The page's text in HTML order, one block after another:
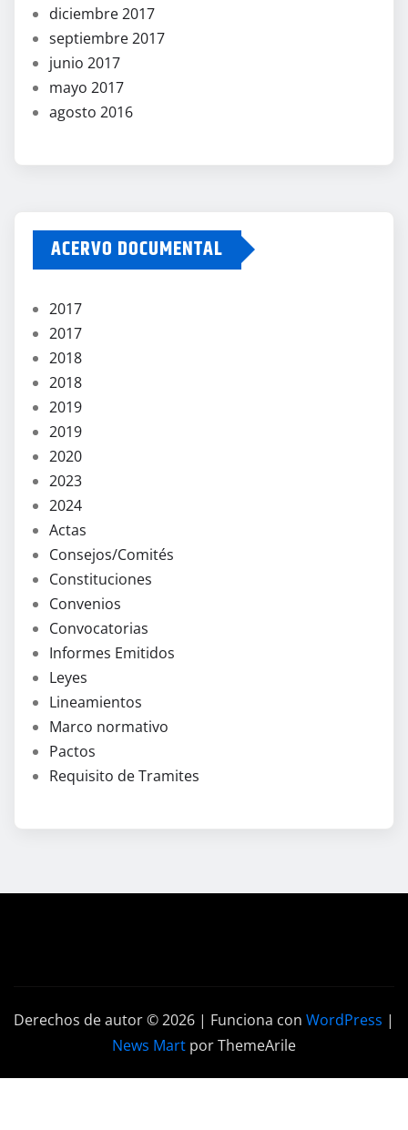
diciembre 2017
septiembre 2017
junio 2017
mayo 2017
agosto 2016
ACERVO DOCUMENTAL
2017
2017
2018
2018
2019
2019
2020
2023
2024
Actas
Consejos/Comités
Constituciones
Convenios
Convocatorias
Informes Emitidos
Leyes
Lineamientos
Marco normativo
Pactos
Requisito de Tramites
Derechos de autor © 2026 | Funciona con WordPress |
News Mart por ThemeArile